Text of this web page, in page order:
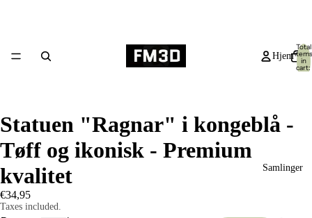
Hjem
Samlinger
Total
items
in
cart:
0
Statuen "Ragnar" i kongeblå -
Tøff og ikonisk - Premium
kvalitet
€34,95
Taxes included.